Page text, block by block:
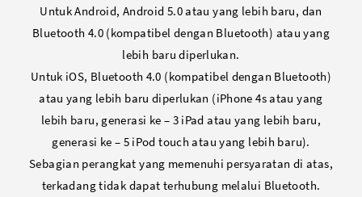
Untuk Android, Android 5.0 atau yang lebih baru, dan
Bluetooth 4.0 (kompatibel dengan Bluetooth) atau yang
lebih baru diperlukan.
Untuk iOS, Bluetooth 4.0 (kompatibel dengan Bluetooth)
atau yang lebih baru diperlukan (iPhone 4s atau yang
lebih baru, generasi ke – 3 iPad atau yang lebih baru,
generasi ke – 5 iPod touch atau yang lebih baru).
Sebagian perangkat yang memenuhi persyaratan di atas,
terkadang tidak dapat terhubung melalui Bluetooth.